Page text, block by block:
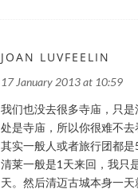
JOAN LUVFEELIN
17 January 2013 at 10:59
我们也没去很多寺庙，只是
处是寺庙，所以你很难不去
其实一般人或者旅行团都是
清莱一般是1天来回，我只
天。然后清迈古城本身一天